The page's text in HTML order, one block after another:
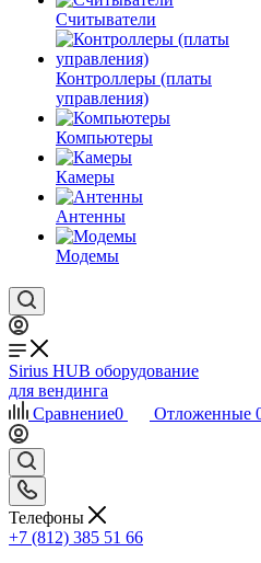
Считыватели
Контроллеры (платы
управления)
Компьютеры
Камеры
Антенны
Модемы
Sirius HUB оборудование
для вендинга
Сравнение0 Отложенные
Телефоны
+7 (812) 385 51 66